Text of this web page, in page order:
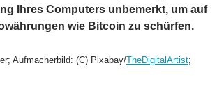
Ihres Computers unbemerkt, um auf
wie Bitcoin zu schürfen.
Aufmacherbild: (C) Pixabay/TheDigitalArtist;
Cyber-Angreifer mit Ihrer Hilfe Geld